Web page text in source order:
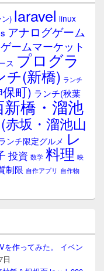
) laravel linux
アナログゲーム
ゲームマーケット
ス プログラ
チ(新橋) ランチ
町) ランチ(秋葉
橋・溜池
赤坂・溜池山
ンチ限定グルメ レ
投資 数学 料理 映
制限 自作アプリ 自作物
を作ってみた。 イベン
日